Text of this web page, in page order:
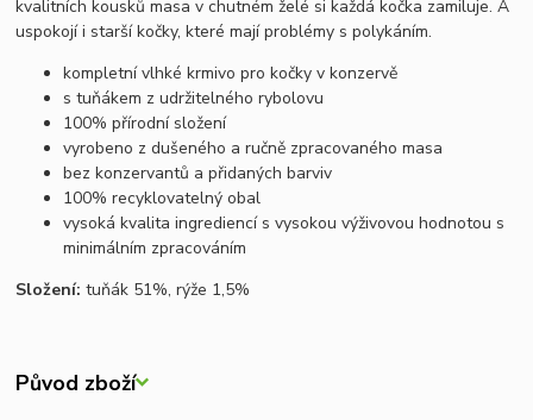
kvalitních kousků masa v chutném želé si každá kočka zamiluje. A
uspokojí i starší kočky, které mají problémy s polykáním.
kompletní vlhké krmivo pro kočky v konzervě
s tuňákem z udržitelného rybolovu
100% přírodní složení
vyrobeno z dušeného a ručně zpracovaného masa
bez konzervantů a přidaných barviv
100% recyklovatelný obal
vysoká kvalita ingrediencí s vysokou výživovou hodnotou s
minimálním zpracováním
Složení:tuňák 51%, rýže 1,5%
Původ zboží